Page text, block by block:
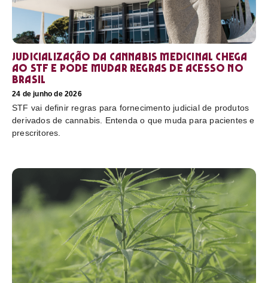
Judicialização da cannabis medicinal chega
ao STF e pode mudar regras de acesso no
Brasil
24 de junho de 2026
STF vai definir regras para fornecimento judicial de produtos
derivados de cannabis. Entenda o que muda para pacientes e
prescritores.